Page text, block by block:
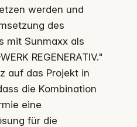
werden und
des
mit Sunmaxx als
REGENERATIV."
auf das Projekt in
die Kombination
eine
für die